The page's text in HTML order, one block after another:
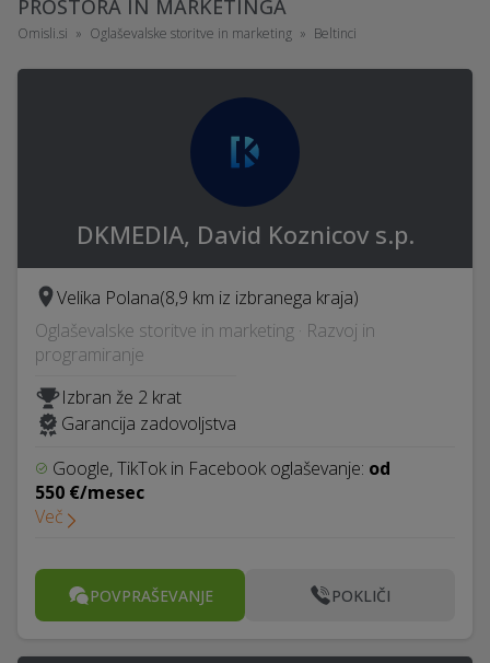
PROSTORA IN MARKETINGA
Omisli.si Oglaševalske storitve in marketing Beltinci
DKMEDIA, David Koznicov s.p.
Velika Polana(8,9 km iz izbranega kraja)
Oglaševalske storitve in marketing · Razvoj in
programiranje
Izbran že 2 krat
Garancija zadovoljstva
Google, TikTok in Facebook oglaševanje: od
550 €/mesec
Več
POVPRAŠEVANJE POKLIČI